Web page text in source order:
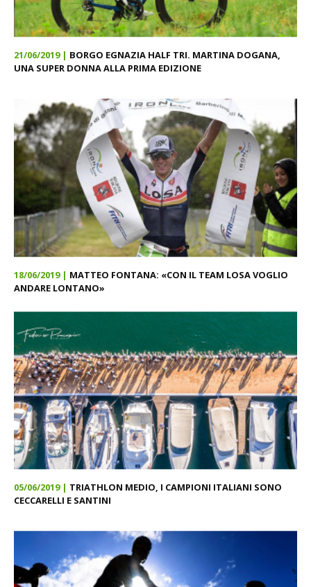
21/06/2019 | BORGO EGNAZIA HALF TRI. MARTINA DOGANA,
UNA SUPER DONNA ALLA PRIMA EDIZIONE
18/06/2019 | MATTEO FONTANA: «CON IL TEAM LOSA VOGLIO
ANDARE LONTANO»
05/06/2019 | TRIATHLON MEDIO, I CAMPIONI ITALIANI SONO
CECCARELLI E SANTINI